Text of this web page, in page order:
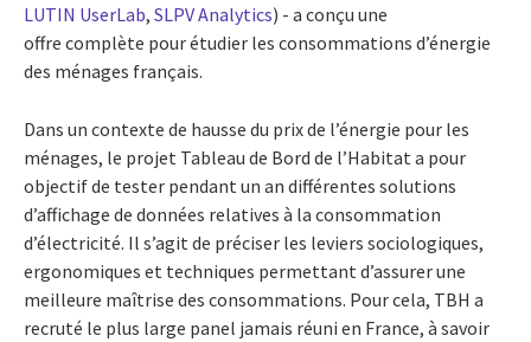
LUTIN UserLab, SLPV Analytics) - a conçu une
offre complète pour étudier les consommations d’énergie
des ménages français.
Dans un contexte de hausse du prix de l’énergie pour les
ménages, le projet Tableau de Bord de l’Habitat a pour
objectif de tester pendant un an différentes solutions
d’affichage de données relatives à la consommation
d’électricité. Il s’agit de préciser les leviers sociologiques,
ergonomiques et techniques permettant d’assurer une
meilleure maîtrise des consommations. Pour cela, TBH a
recruté le plus large panel jamais réuni en France, à savoir